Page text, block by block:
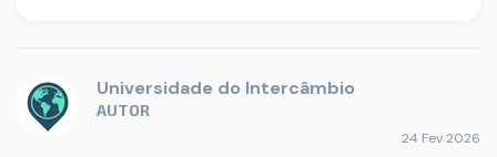
Universidade do Intercâmbio
AUTOR
24 Fev 2026